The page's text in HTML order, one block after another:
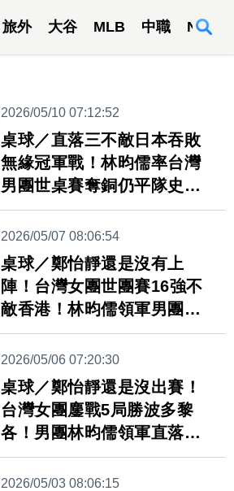
旅外 大谷 MLB 中職 NBA
2026/05/10 07:12:52
桌球／直落三不敵日本吞敗
無緣冠軍戰！林昀儒率台灣
男團世桌賽奪銅仍平隊史最
佳績
2026/05/07 08:06:54
桌球／鄭怡靜還是沒有上
陣！台灣女團世團賽16強不
敵香港！林昀儒領軍男團闖8
強
2026/05/06 07:20:30
桌球／鄭怡靜還是沒出賽！
台灣女團鏖戰5局勝波多黎
各！男團林昀儒領軍直落三
晉級
2026/05/03 08:06:15